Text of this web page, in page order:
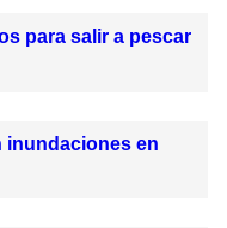
para salir a pescar
inundaciones en